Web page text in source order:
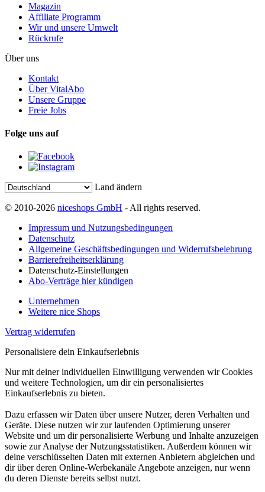
Magazin
Affiliate Programm
Wir und unsere Umwelt
Rückrufe
Über uns
Kontakt
Über VitalAbo
Unsere Gruppe
Freie Jobs
Folge uns auf
Land ändern
© 2010-2026 niceshops GmbH - All rights reserved.
Impressum und Nutzungsbedingungen
Datenschutz
Allgemeine Geschäftsbedingungen und Widerrufsbelehrung
Barrierefreiheitserklärung
Datenschutz-Einstellungen
Abo-Verträge hier kündigen
Unternehmen
Weitere nice Shops
Vertrag widerrufen
Personalisiere dein Einkaufserlebnis
Nur mit deiner individuellen Einwilligung verwenden wir Cookies
und weitere Technologien, um dir ein personalisiertes
Einkaufserlebnis zu bieten.
Dazu erfassen wir Daten über unsere Nutzer, deren Verhalten und
Geräte. Diese nutzen wir zur laufenden Optimierung unserer
Website und um dir personalisierte Werbung und Inhalte anzuzeigen
sowie zur Analyse der Nutzungsstatistiken. Außerdem können wir
deine verschlüsselten Daten mit externen Anbietern abgleichen und
dir über deren Online-Werbekanäle Angebote anzeigen, nur wenn
du deren Dienste bereits selbst nutzt.